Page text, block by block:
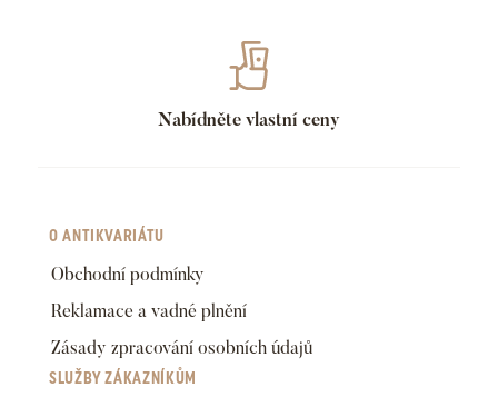
Nabídněte vlastní ceny
O ANTIKVARIÁTU
Obchodní podmínky
Reklamace a vadné plnění
Zásady zpracování osobních údajů
SLUŽBY ZÁKAZNÍKŮM